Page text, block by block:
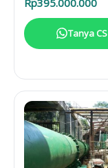
Restoran, dan Kafe
Tanya CS